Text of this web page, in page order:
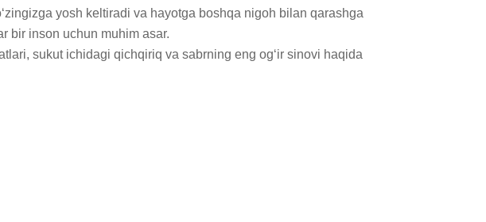
yosh keltiradi va hayotga boshqa nigoh bilan qarashga
bir inson uchun muhim asar.
sukut ichidagi qichqiriq va sabrning eng og‘ir sinovi haqida